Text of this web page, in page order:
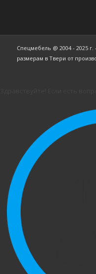
Спецмебель @ 2004 - 2025
размерам в Твери от